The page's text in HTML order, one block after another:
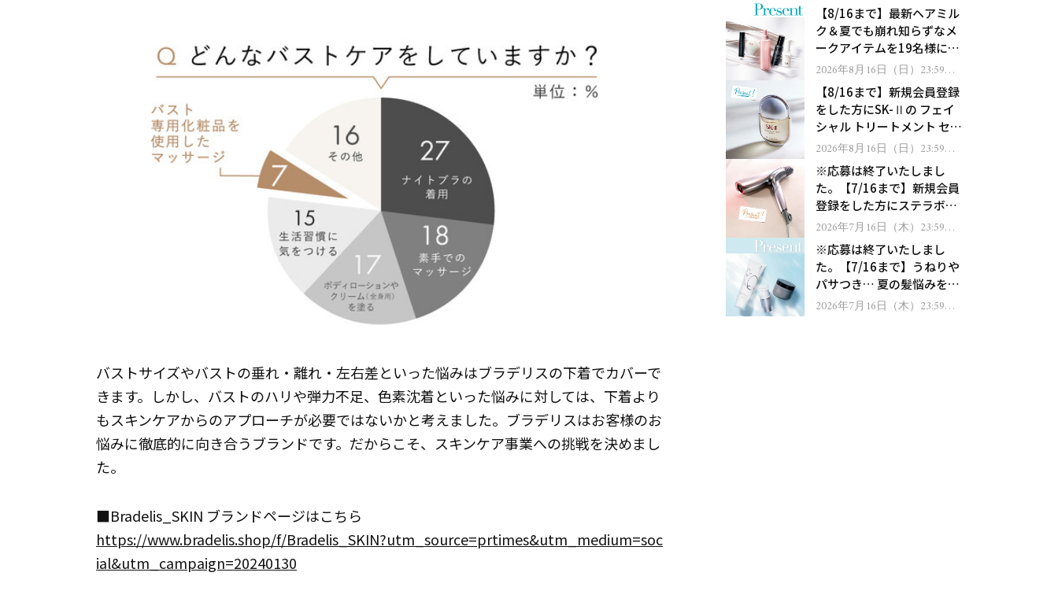
バストサイズやバストの垂れ・離れ・左右差といった悩みはブラデリスの下着でカバーで
きます。しかし、バストのハリや弾力不足、色素沈着といった悩みに対しては、下着より
もスキンケアからのアプローチが必要ではないかと考えました。ブラデリスはお客様のお
悩みに徹底的に向き合うブランドです。だからこそ、スキンケア事業への挑戦を決めまし
た。
■Bradelis_SKIN ブランドページはこちら
https://www.bradelis.shop/f/Bradelis_SKIN?utm_source=prtimes&utm_medium=soc
ial&utm_campaign=20240130
処！
【8/16まで】最新ヘアミル
ク＆夏でも崩れ知らずなメ
ークアイテムを19名様にプ
レゼント！
2026年8月16日（日）23:59ま
で【8/16まで】新規会員登録
をした方にSK-Ⅱの フェイ
シャル トリートメント セラ
ムをプレゼント！
2026年8月16日（日）23:59ま
※応募は終了いたしまし
た。【7/16まで】新規会員
登録をした方にステラボー
テのシャインリバース ヘア
ゼント！
2026年7月16日（木）23:59ま
※応募は終了いたしまし
た。【7/16まで】うねりや
パサつき… 夏の髪悩みを解
消するヘアケアアイテムを
2026年7月16日（木）23:59ま